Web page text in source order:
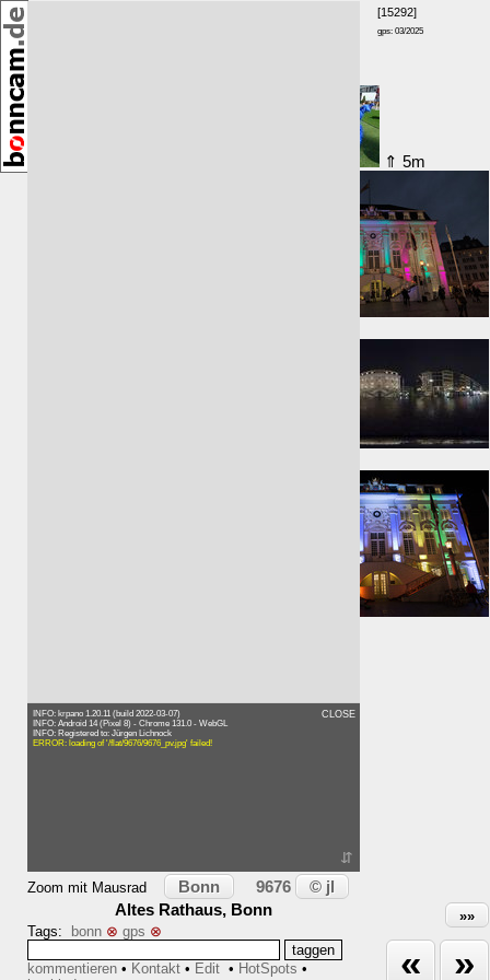
INFO: krpano 1.20.11 (build 2022-03-07)
INFO: Android 14 (Pixel 8) - Chrome 131.0 - WebGL
INFO: Registered to: Jürgen Lichnock
ERROR: loading of '/flat/9676/9676_pv.jpg' failed!
CLOSE
⇵
Zoom mit Mausrad Bonn 9676 © jl
Altes Rathaus, Bonn
Tags: bonn ⊗ gps ⊗
kommentieren • Kontakt • Edit • HotSpots •
[15292]
gps: 03/2025
⇑ 5m
»»
« »